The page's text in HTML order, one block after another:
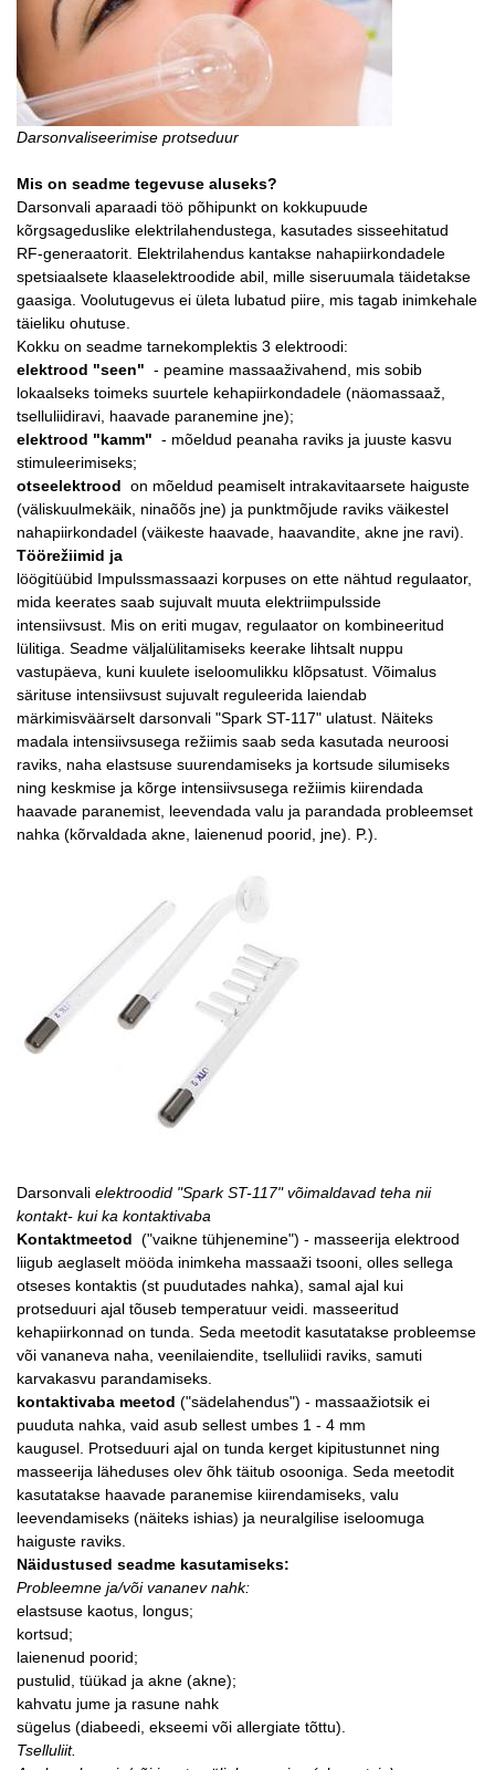
Darsonvaliseerimise protseduur
Mis on seadme tegevuse aluseks?
Darsonvali aparaadi töö põhipunkt on kokkupuude
kõrgsageduslike elektrilahendustega, kasutades sisseehitatud
RF-generaatorit. Elektrilahendus kantakse nahapiirkondadele
spetsiaalsete klaaselektroodide abil, mille siseruumala täidetakse
gaasiga. Voolutugevus ei ületa lubatud piire, mis tagab inimkehale
täieliku ohutuse.
Kokku on seadme tarnekomplektis 3 elektroodi:
elektrood "seen" - peamine massaaživahend, mis sobib
lokaalseks toimeks suurtele kehapiirkondadele (näomassaaž,
tselluliidiravi, haavade paranemine jne);
elektrood "kamm" - mõeldud peanaha raviks ja juuste kasvu
stimuleerimiseks;
otseelektrood on mõeldud peamiselt intrakavitaarsete haiguste
(väliskuulmekäik, ninaõõs jne) ja punktmõjude raviks väikestel
nahapiirkondadel (väikeste haavade, haavandite, akne jne ravi).
Töörežiimid ja
löögitüübid Impulssmassaazi korpuses on ette nähtud regulaator,
mida keerates saab sujuvalt muuta elektriimpulsside
intensiivsust. Mis on eriti mugav, regulaator on kombineeritud
lülitiga. Seadme väljalülitamiseks keerake lihtsalt nuppu
vastupäeva, kuni kuulete iseloomulikku klõpsatust. Võimalus
särituse intensiivsust sujuvalt reguleerida laiendab
märkimisväärselt darsonvali "Spark ST-117" ulatust. Näiteks
madala intensiivsusega režiimis saab seda kasutada neuroosi
raviks, naha elastsuse suurendamiseks ja kortsude silumiseks
ning keskmise ja kõrge intensiivsusega režiimis kiirendada
haavade paranemist, leevendada valu ja parandada probleemset
nahka (kõrvaldada akne, laienenud poorid, jne). P.).
Darsonvali elektroodid "Spark ST-117" võimaldavad teha nii
kontakt- kui ka kontaktivaba
Kontaktmeetod ("vaikne tühjenemine") - masseerija elektrood
liigub aeglaselt mööda inimkeha massaaži tsooni, olles sellega
otseses kontaktis (st puudutades nahka), samal ajal kui
protseduuri ajal tõuseb temperatuur veidi. masseeritud
kehapiirkonnad on tunda. Seda meetodit kasutatakse probleemse
või vananeva naha, veenilaiendite, tselluliidi raviks, samuti
karvakasvu parandamiseks.
kontaktivaba meetod ("sädelahendus") - massaažiotsik ei
puuduta nahka, vaid asub sellest umbes 1 - 4 mm
kaugusel. Protseduuri ajal on tunda kerget kipitustunnet ning
masseerija läheduses olev õhk täitub osooniga. Seda meetodit
kasutatakse haavade paranemise kiirendamiseks, valu
leevendamiseks (näiteks ishias) ja neuralgilise iseloomuga
haiguste raviks.
Näidustused seadme kasutamiseks:
Probleemne ja/või vananev nahk:
elastsuse kaotus, longus;
kortsud;
laienenud poorid;
pustulid, tüükad ja akne (akne);
kahvatu jume ja rasune nahk
sügelus (diabeedi, ekseemi või allergiate tõttu).
Tselluliit.